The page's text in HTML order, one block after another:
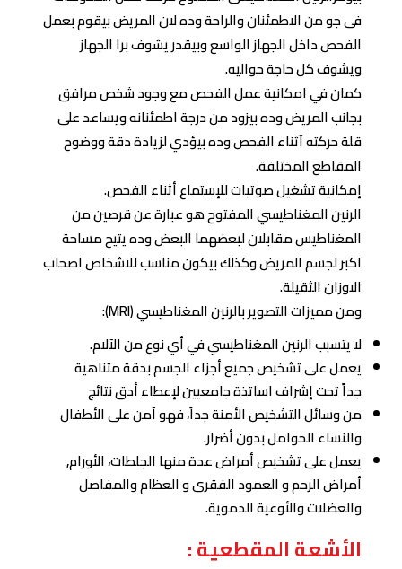
فى جو من الاطمئنان والراحة وده لان المريض بيقوم بعمل
الفحص داخل الجهاز الواسع وبيقدر يشوف برا الجهاز
ويشوف كل حاجة حواليه.
كمان في امكانية عمل الفحص مع وجود شخص مرافق
بجانب المريض وده بيزود من درجة اطمئنانه ويساعد على
قلة حركته آثناء الفحص وده بيؤدي لزيادة دقة ووضوح
المقاطع المختلفة.
إمكانية تشغيل صوتيات للإستماع أثناء الفحص.
الرنين المغناطيسي المفتوح هو عبارة عن قرصين من
المغناطيس مقابلان لبعضهما البعض وده يتيح مساحة
اكبر لجسم المريض وكذلك بيكون مناسب للاشخاص اصحاب
الاوزان الثقيلة.
ومن مميزات التصوير بالرنين المغناطيسي (MRI):
لا يتسبب الرنين المغناطيسي في أي نوع من الآلام.
يعمل على تشخيص جميع أجزاء الجسم بدقة متناهية
جداً تحت إشراف اساتذة جامعيين لإعطاء أدق نتائج
من وسائل التشخيص الأمنة جداً، فهو آمن على الأطفال
والنساء الحوامل بدون أضرار.
يعمل على تشخيص أمراض عدة منها الجلطات، الأورام,
أمراض الرحم و العمود الفقرى و العظام والمفاصل
والعضلات والأوعية الدموية.
الأشعة المقطعية :